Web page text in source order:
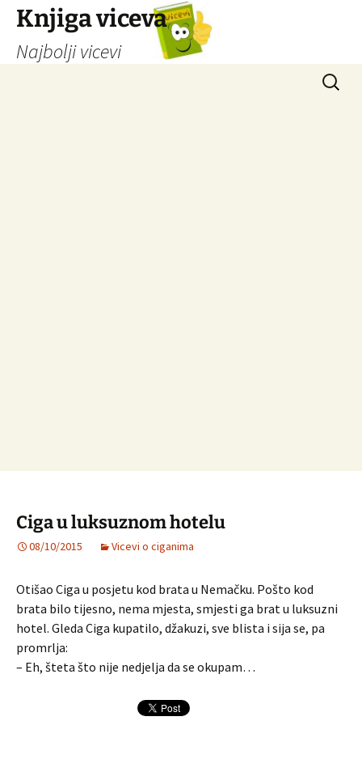
Knjiga viceva
Najbolji vicevi
Ciga u luksuznom hotelu
08/10/2015 Vicevi o ciganima
Otišao Ciga u posjetu kod brata u Nemačku. Pošto kod
brata bilo tijesno, nema mjesta, smjesti ga brat u luksuzni
hotel. Gleda Ciga kupatilo, džakuzi, sve blista i sija se, pa
promrlja:
– Eh, šteta što nije nedjelja da se okupam…